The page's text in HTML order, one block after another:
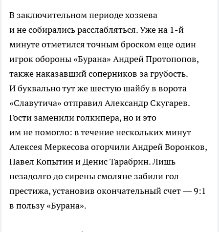
В заключительном периоде хозяева
и не собирались расслабляться. Уже на 1-й
минуте отметился точным броском еще один
игрок обороны «Бурана» Андрей Протопопов,
также наказавший соперников за грубость.
И буквально тут же шестую шайбу в ворота
«Славутича» отправил Александр Скугарев.
Гости заменили голкипера, но и это
им не помогло: в течение нескольких минут
Алексея Меркесова огорчили Андрей Воронков,
Павел Копытин и Денис Тарабрин. Лишь
незадолго до сирены смоляне забили гол
престижа, установив окончательный счет — 9:1
в пользу «Бурана».